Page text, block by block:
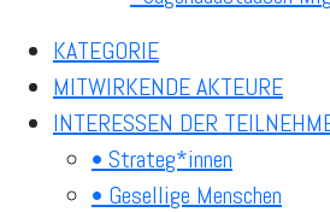
KATEGORIE
MITWIRKENDE AKTEURE
INTERESSEN DER
• Strateg*innen
• Gesellige Menschen